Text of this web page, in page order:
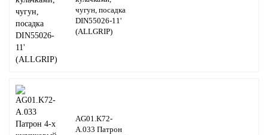
чугун, посадка
DIN55026-11'
(ALLGRIP)
AG01.K72-
A.033 Патрон